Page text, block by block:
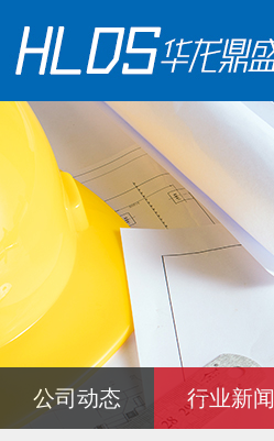
公司动态 行业新闻